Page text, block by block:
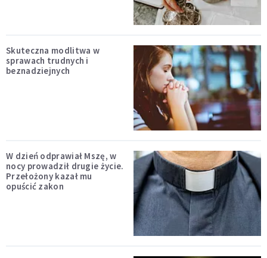
Skuteczna modlitwa w
sprawach trudnych i
beznadziejnych
W dzień odprawiał Mszę, w
nocy prowadził drugie życie.
Przełożony kazał mu
opuścić zakon